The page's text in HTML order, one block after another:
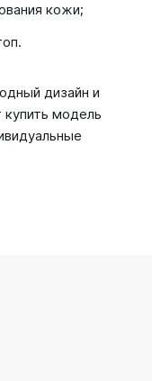
кожи;
дизайн и
модель